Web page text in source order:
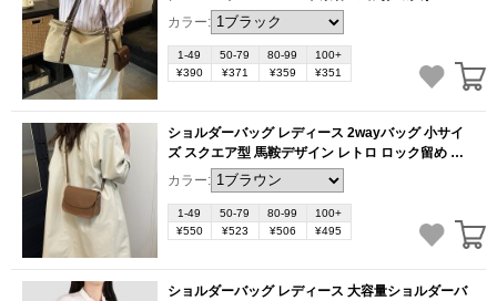
新作 お洒落 収納力抜群（1ヶ）
カラー:
1-49 50-79 80-99
100+
¥390
¥371 ¥359 ¥351
ショルダーバッグ レディース 2wayバッグ 小サイ
ズ スクエア型 馬鞍デザイン レトロ ロック留め 通
勤に お出かけ 夏の新作 シンプルでお洒落（1ヶ）
(BB6042)
カラー:
1-49 50-79 80-99
100+
¥550
¥523 ¥506 ¥495
ショルダーバッグ レディース 大容量ショルダーバ